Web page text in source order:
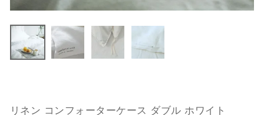
リネン コンフォーターケース ダブル ホワイト